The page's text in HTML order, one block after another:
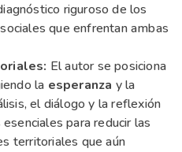
riguroso de los
que enfrentan ambas
El autor se posiciona
la esperanza y la
el diálogo y la reflexión
para reducir las
territoriales que aún